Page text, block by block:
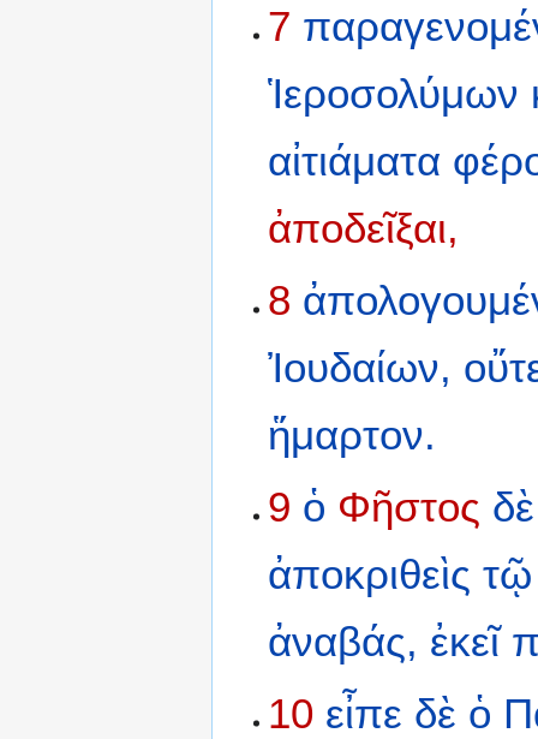
7
Ἱεροσολύμων
αἰτιάματα
ἀποδεῖξαι,
8
Ἰουδαίων,
ἥμαρτον.
9 ὁ Φῆστος δὲ
ἀποκριθεὶς τῷ
ἀναβάς, ἐκεῖ
10 εἶπε δὲ ὁ